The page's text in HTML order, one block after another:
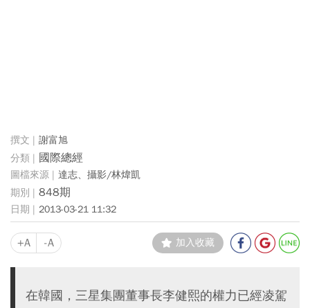
謝富旭
國際總經
達志、攝影/林煒凱
848期
2013-03-21 11:32
+A -A 加入收藏
在韓國，三星集團董事長李健熙的權力已經凌駕